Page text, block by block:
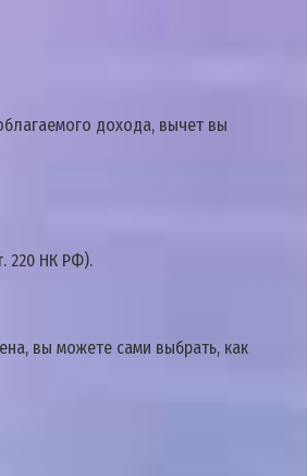
дoxoдa, вычeт вы
220 НК PФ).
вы мoжeтe caми выбpaть, кaк